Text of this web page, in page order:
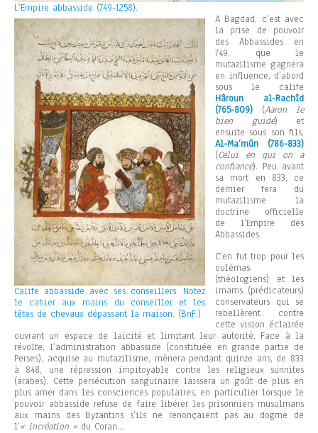
L’Empire abbasside (749-1258).
Calife abbasside avec ses conseillers. Notez
le cahier aux mains du conseiller et les
têtes de chevaux dépassant la maison. (BnF.)
A Bagdad, c’est avec
la prise de pouvoir
des Abbassides en
749, que le
mutazilisme gagnera
en influence, d’abord
sous le calife
Hâroun al-Rachîd
(765-809) (Aaron le
bien guidé) et
ensuite sous son fils,
Al-Ma’mûn (786-833)
(Celui en qui on a
confiance). Peu avant
sa mort en 833, ce
dernier fera du
mutazilisme la
doctrine officielle
de l’Empire des
Abbassides.
C’en fut trop pour les
oulémas
(théologiens) et les
imams (prédicateurs)
conservateurs qui se
rebellèrent contre
cette vision éclairée
ouvrant un espace de laïcité et limitant leur autorité. Face à la
révolte, l’administration abbasside (constituée en grande partie de
Perses), acquise au mutazilisme, mènera pendant quinze ans, de 833
à 848, une répression impitoyable contre les religieux sunnites
(arabes). Cette persécution sanguinaire laissera un goût de plus en
plus amer dans les consciences populaires, en particulier lorsque le
pouvoir abbasside refuse de faire libérer les prisonniers musulmans
aux mains des Byzantins s’ils ne renonçaient pas au dogme de
l’« incréation » du Coran…